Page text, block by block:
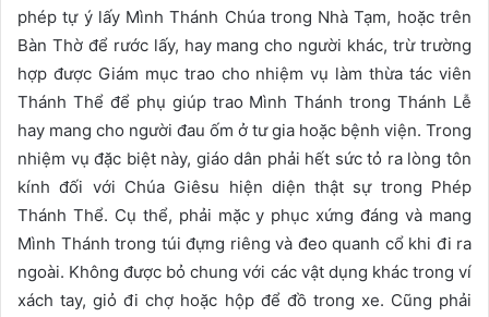
phép tự ý lấy Mình Thánh Chúa trong Nhà Tạm, hoặc trên
Bàn Thờ để rước lấy, hay mang cho người khác, trừ trường
hợp được Giám mục trao cho nhiệm vụ làm thừa tác viên
Thánh Thể để phụ giúp trao Mình Thánh trong Thánh Lễ
hay mang cho người đau ốm ở tư gia hoặc bệnh viện. Trong
nhiệm vụ đặc biệt này, giáo dân phải hết sức tỏ ra lòng tôn
kính đối với Chúa Giêsu hiện diện thật sự trong Phép
Thánh Thể. Cụ thể, phải mặc y phục xứng đáng và mang
Mình Thánh trong túi đựng riêng và đeo quanh cổ khi đi ra
ngoài. Không được bỏ chung với các vật dụng khác trong ví
xách tay, giỏ đi chợ hoặc hộp để đồ trong xe. Cũng phải